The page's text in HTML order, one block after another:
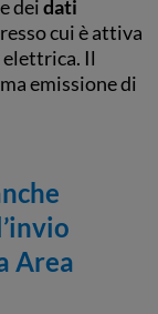
deidati
cui è attiva
elettrica. Il
emissione di
Area